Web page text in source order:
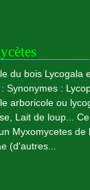
du bois Lycogala
Synonymes :
arboricole ou
Lait de loup...
Myxomycetes de
(d'autres...